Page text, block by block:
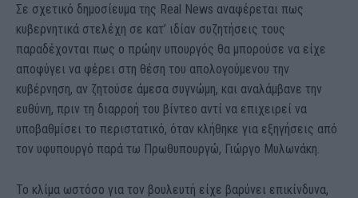
Σε σχετικό δημοσίευμα της Real News αναφέρεται πως
κυβερνητικά στελέχη σε κατ’ ιδίαν συζητήσεις τους
παραδέχονται πως ο πρώην υπουργός θα μπορούσε να είχε
αποφύγει να φέρει στη θέση του απολογούμενου την
κυβέρνηση, αν ζητούσε άμεσα συγνώμη, και αναλάμβανε την
ευθύνη, πριν τη διαρροή του βίντεο αντί να επιχειρεί να
υποβαθμίσει το περιστατικό, όταν κλήθηκε για εξηγήσεις από
τον υφυπουργό παρά τω Πρωθυπουργώ, Γιώργο Μυλωνάκη.
Το κλίμα ωστόσο για τον βουλευτή είχε βαρύνει επικίνδυνα,